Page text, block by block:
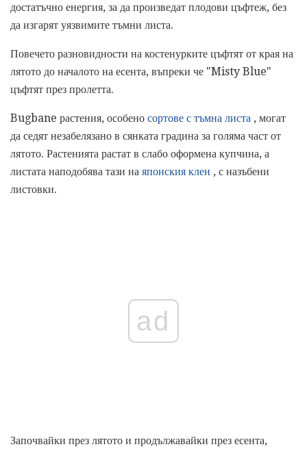
достатъчно енергия, за да произведат плодови цъфтеж, без
да изгарят уязвимите тъмни листа.
Повечето разновидности на костенурките цъфтят от края на
лятото до началото на есента, въпреки че "Misty Blue"
цъфтят през пролетта.
Bugbane растения, особено сортове с тъмна листа , могат
да седят незабелязано в сянката градина за голяма част от
лятото. Растенията растат в слабо оформена купчина, а
листата наподобява тази на японския клен , с назъбени
листовки.
ad
Започвайки през лятото и продължавайки през есента,